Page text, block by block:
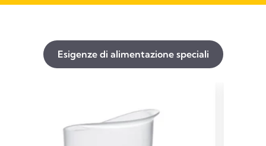
Esigenze di alimentazione speciali​